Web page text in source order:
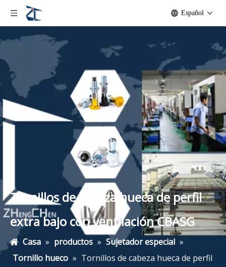
Español
Tornillos de cabeza hueca de perfil
extra bajo con ventilación CBASG
Casa » productos » Sujetador especial »
Tornillo hueco » Tornillos de cabeza hueca de perfil